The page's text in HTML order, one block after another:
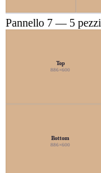
Pannello 7 — 5 pezzi
Top
886×600
Bottom
886×600